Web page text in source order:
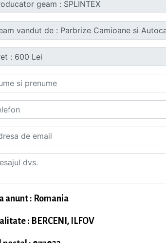
anunt : Romania
: BERCENI, ILFOV